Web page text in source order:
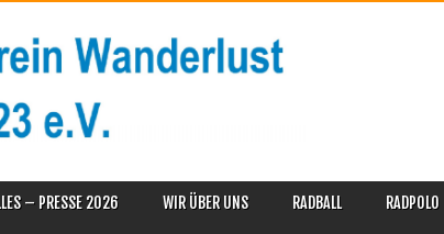
– PRESSE 2026 WIR ÜBER UNS RADBALL RADPOLO